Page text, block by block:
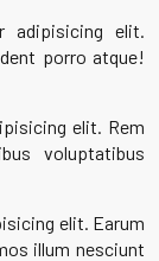
adipisicing elit.
porro atque!
elit. Rem
voluptatibus
elit. Earum
illum nesciunt